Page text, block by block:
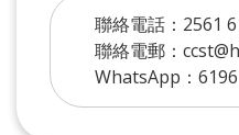
聯絡電話：2561
聯絡電郵：
WhatsApp：